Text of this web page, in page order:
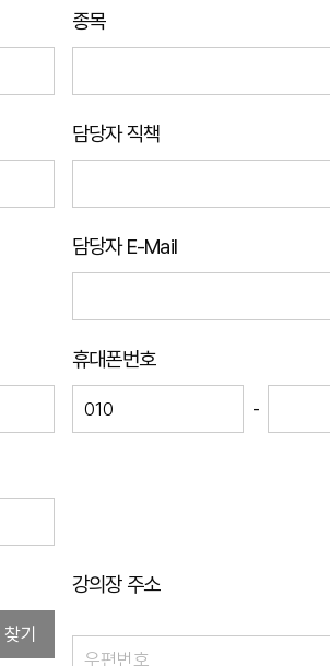
종목
담당자 직책
담당자 E-Mail
휴대폰번호
-
기
강의장 주소